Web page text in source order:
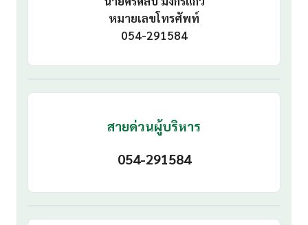
หมายเลขโทรศัพท์
054-291584
สายด่วนผู้บริหาร
054-291584